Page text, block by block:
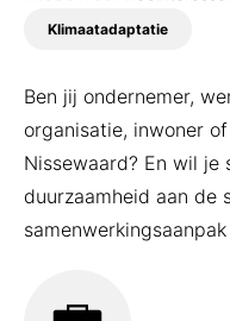
Klimaatadaptatie
Ben jij ondernemer,
organisatie, inwoner
Nissewaard? En wil je
duurzaamheid aan de